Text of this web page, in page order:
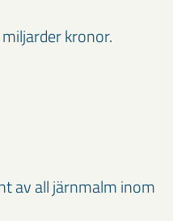
kronor.
av all järnmalm inom